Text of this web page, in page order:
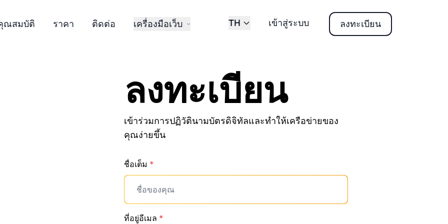
ณสมบัติ ราคา ติดต่อ เครื่องมือเว็บ TH เข้าสู่ระบบ ลงทะเบียน
ลงทะเบียน
เข้าร่วมการปฏิวัตินามบัตรดิจิทัลและทำให้เครือข่ายของ
คุณง่ายขึ้น
ชื่อเต็ม *
ที่อยู่อีเมล *